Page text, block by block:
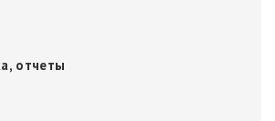
отчеты